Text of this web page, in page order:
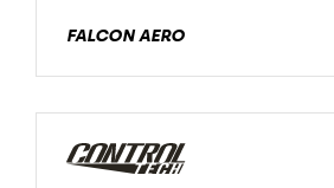
FALCON AERO